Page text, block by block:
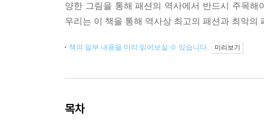
양한 그림을 통해 패션의 역사에서 반드시 주목해
우리는 이 책을 통해 역사상 최고의 패션과 최악
책의 일부 내용을 미리 읽어보실 수 있습니다. 미리보기
목차